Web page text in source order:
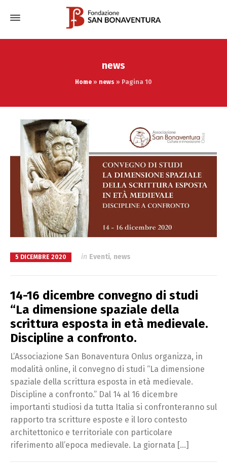
news
Home » news » Pagina 10
5 DICEMBRE 2020 in Eventi, news
14-16 dicembre convegno di studi
“La dimensione spaziale della
scrittura esposta in età medievale.
Discipline a confronto.
L’Associazione San Bonaventura Onlus organizza, in
modalità online, il convegno di studi “La dimensione
spaziale della scrittura esposta in età medievale.
Discipline a confronto.” Dal 14 al 16 dicembre
importanti studiosi da tutta Italia si confronteranno sul
rapporto tra scritture esposte e il loro contesto
architettonico e territoriale con particolare
riferimento all’epoca medievale. La giornata […]